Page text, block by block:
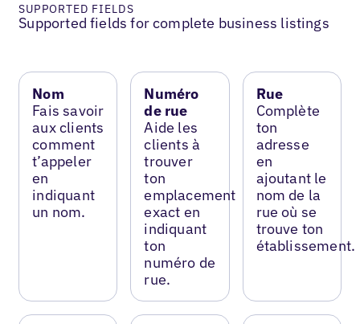
SUPPORTED FIELDS
Supported fields for complete business listings
Nom
Fais savoir
aux clients
comment
t’appeler
en
indiquant
un nom.
Numéro
de rue
Aide les
clients à
trouver
ton
emplacement
exact en
indiquant
ton
numéro de
rue.
Rue
Complète
ton
adresse
en
ajoutant le
nom de la
rue où se
trouve ton
établissement.